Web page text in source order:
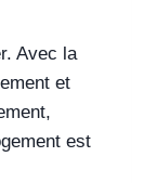
Avec la
et
est